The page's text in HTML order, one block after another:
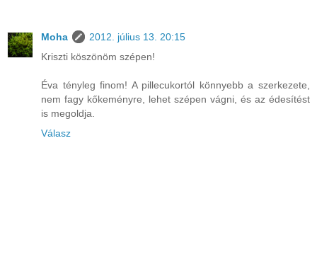
Moha
2012. július 13. 20:15
Kriszti köszönöm szépen!
Éva tényleg finom! A pillecukortól könnyebb a szerkezete,
nem fagy kőkeményre, lehet szépen vágni, és az édesítést
is megoldja.
Válasz